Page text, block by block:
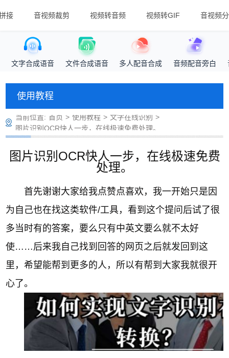
接 音视频裁剪 视频转音频 视频转GIF 音视频
文字合成语音 文件合成语音 多人配音合成 音频配音旁白
使用教程
当前位置: 首页 > 使用教程 > 文字在线识别 >
图片识别OCR快人一步，在线极速免费处理。
图片识别OCR快人一步，在线极速免费
处理。
首先谢谢大家给我点赞点喜欢，我一开始只是因
为自己也在找这类软件/工具，看到这个提问后试了很
多当时有的答案，要么只有中英文要么就不太好
使……后来我自己找到回答的网页之后就发回到这
里，希望能帮到更多的人，所以有帮到大家我就很开
心了。